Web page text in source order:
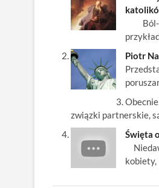
b
o
o
k
er
t
Ból-
Piotr
związki partnerskie,
Święta
kobiety,